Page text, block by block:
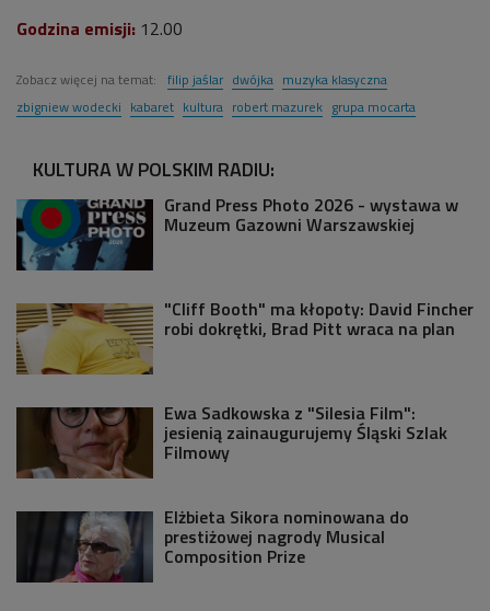
Godzina emisji: 12.00
Zobacz więcej na temat: filip jaślar dwójka muzyka klasyczna
zbigniew wodecki kabaret kultura robert mazurek grupa mocarta
KULTURA W POLSKIM RADIU:
Grand Press Photo 2026 - wystawa w
Muzeum Gazowni Warszawskiej
"Cliff Booth" ma kłopoty: David Fincher
robi dokrętki, Brad Pitt wraca na plan
Ewa Sadkowska z "Silesia Film":
jesienią zainaugurujemy Śląski Szlak
Filmowy
Elżbieta Sikora nominowana do
prestiżowej nagrody Musical
Composition Prize